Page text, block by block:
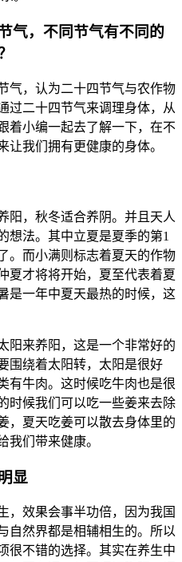
气，不同节气有不同的
气，认为二十四节气与农作物
过二十四节气来调理身体，从
着小编一起去了解一下，在不
让我们拥有更健康的身体。
阳，秋冬适合养阴。并且天人
想法。其中立夏是夏季的第1
。而小满则标志着夏天的作物
夏才将将开始，夏至代表着夏
是一年中夏天最热的时候，这
阳来养阳，这是一个非常好的
围绕着太阳转，太阳是很好
有牛肉。这时候吃牛肉也是很
时候我们可以吃一些姜来去除
，夏天吃姜可以散去身体里的
我们带来健康。
显
，效果会事半功倍，因为我国
自然界都是相辅相生的。所以
很不错的选择。其实在养生中